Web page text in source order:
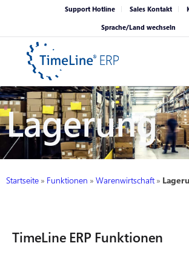
Support Hotline Sales Kontakt
Sprache/Land wechseln
Lagerung
Startseite » Funktionen » Warenwirtschaft »
TimeLine ERP Funktionen